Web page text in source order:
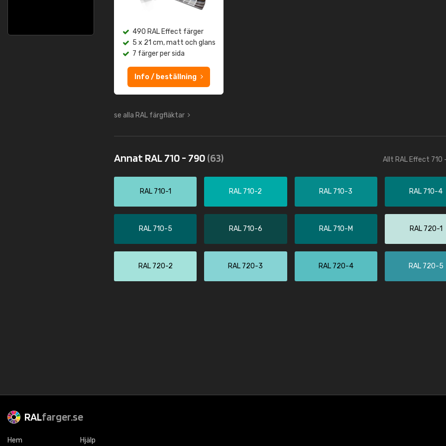
490 RAL Effect färger
5 x 21 cm, matt och glans
7 färger per sida
Info / beställning
se alla RAL färgfläktar
Annat RAL 710 - 790(63) Allt RAL Effect 710
RAL 710-1 RAL 710-2 RAL 710-3 RAL 710-4
RAL 710-5 RAL 710-6 RAL 710-M RAL 720-1
RAL 720-2 RAL 720-3 RAL 720-4 RAL 720-5
RALfarger.se
Hem Hjälp